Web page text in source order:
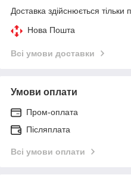
Доставка здійснюється тільки
Нова Пошта
Всі умови доставки
Умови оплати
Пром-оплата
Післяплата
Всі умови оплати